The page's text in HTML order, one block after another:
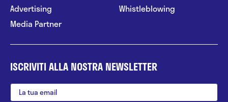
Advertising
Media Partner
Whistleblowing
ISCRIVITI ALLA NOSTRA NEWSLETTER